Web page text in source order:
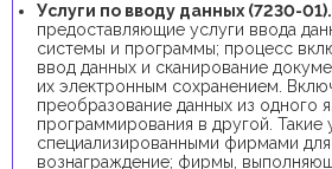
Услуги по вводу данных (7230-01).
предоставляющие услуги ввода
системы и программы; процесс
ввод данных и сканирование
их электронным сохранением.
преобразование данных из одного
программирования в другой. Такие
специализированными фирмами для
вознаграждение; фирмы,